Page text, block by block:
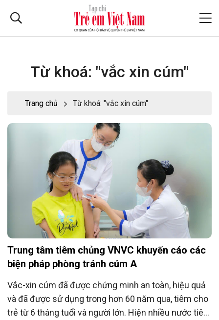
Từ khoá: "vắc xin cúm"
Trang chủ Từ khoá: "vắc xin cúm"
Trung tâm tiêm chủng VNVC khuyến cáo các
biện pháp phòng tránh cúm A
Vắc-xin cúm đã được chứng minh an toàn, hiệu quả
và đã được sử dụng trong hơn 60 năm qua, tiêm cho
trẻ từ 6 tháng tuổi và người lớn. Hiện nhiều nước tiên